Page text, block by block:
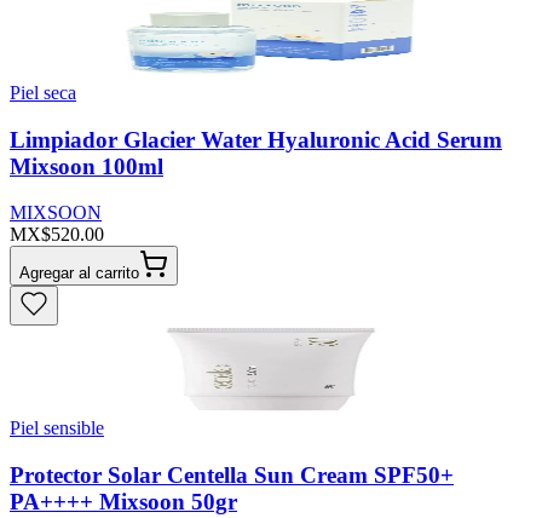
Piel seca
Limpiador Glacier Water Hyaluronic Acid Serum
Mixsoon 100ml
MIXSOON
MX$520.00
Agregar al carrito
Piel sensible
Protector Solar Centella Sun Cream SPF50+
PA++++ Mixsoon 50gr